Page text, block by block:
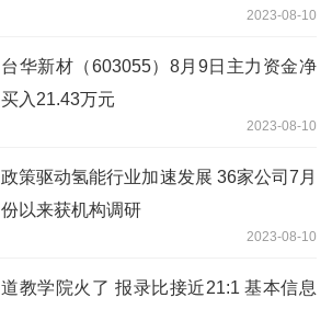
2023-08-10
台华新材（603055）8月9日主力资金净
买入21.43万元
2023-08-10
政策驱动氢能行业加速发展 36家公司7月
份以来获机构调研
2023-08-10
道教学院火了 报录比接近21:1 基本信息